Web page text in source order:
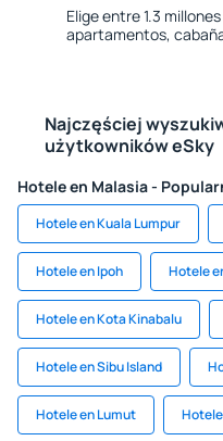
Elige entre 1.3
apartamentos,
Najczęściej
użytkowników eSky
Hotele en Malasia -
Hotele en Kuala Lumpur
Hotele en Ipoh Hotele
Hotele en Kota Kinabalu
Hotele en Sibu Island
Hotele en Lumut